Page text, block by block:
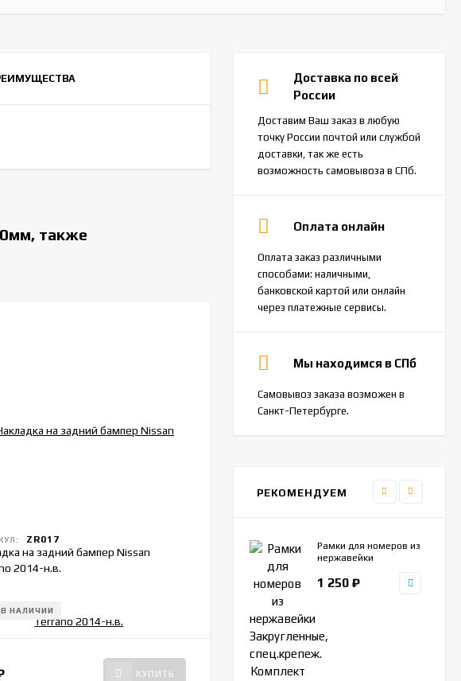
также
ZR017
на задний бампер Nissan
2014-н.в.
НАЛИЧИИ
КУПИТЬ
АРТИКУЛ:
Накладка в проем багажника Renault
Duster 2012-2020 Nissan Terrano 2014-
н.в.
980₽
Доставка по всей
России
Доставим Ваш заказ в любую
точку России почтой или службой
доставки, так же есть
возможность самовывоза в СПб.
Оплата онлайн
Оплата заказ различными
способами: наличными,
банковской картой или онлайн
через платежные сервисы.
Мы находимся в СПб
Самовывоз заказа возможен в
Санкт-Петербурге.
РЕКОМЕНДУЕМ
Рамки для номеров из
нержавейки
спец.крепеж. Комплект
1 250 ₽